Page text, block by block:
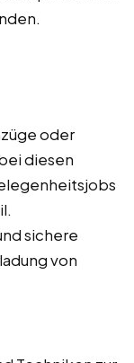
oder
diesen
sichere
von